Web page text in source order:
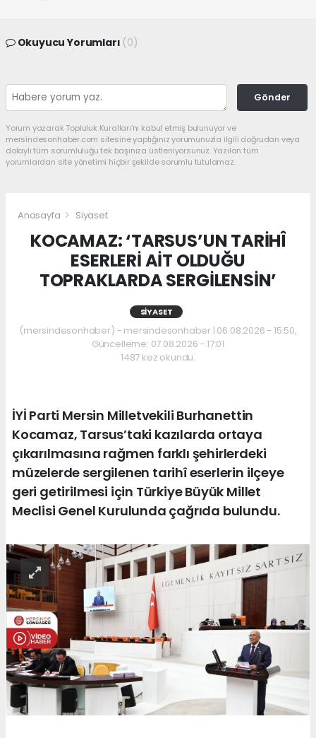
Okuyucu Yorumları (0)
Gönder
Yorum yazarak Topluluk Kuralları’nı kabul etmiş bulunuyor ve
mersindesonhaber.com sitesine yaptığınız yorumunuzla ilgili doğrudan veya
dolaylı tüm sorumluluğu tek başınıza üstleniyorsunuz. Yazılan tüm
yorumlardan site yönetimi hiçbir şekilde sorumlu tutulamaz.
Anasayfa Siyaset
KOCAMAZ: ‘TARSUS’UN TARİHÎ
ESERLERİ AİT OLDUĞU
TOPRAKLARDA SERGİLENSİN’
SIYASET
(mersindesonhaber) - mersindesonhaber | 06.08.2026 - 15:50,
Güncelleme: 07.08.2026 - 17:01
1487 kez okundu.
İYİ Parti Mersin Milletvekili Burhanettin
Kocamaz, Tarsus’taki kazılarda ortaya
çıkarılmasına rağmen farklı şehirlerdeki
müzelerde sergilenen tarihî eserlerin ilçeye
geri getirilmesi için Türkiye Büyük Millet
Meclisi Genel Kurulunda çağrıda bulundu.